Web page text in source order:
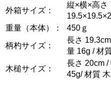
外箱サイズ：
縦×横×高さ
重量（本体）：
450ｇ
柄杓サイズ：
長さ
量 16g / 材
木槌サイズ：
長さ 20cm /
45g/ 材質